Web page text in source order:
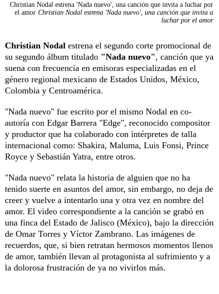
Christian Nodal estrena 'Nada nuevo', una canción que invita a luchar por
el amor Christian Nodal estrena 'Nada nuevo', una canción que invita a
luchar por el amor
Christian Nodal estrena el segundo corte promocional de
su segundo álbum titulado "Nada nuevo", canción que ya
suena con frecuencia en emisoras especializadas en el
género regional mexicano de Estados Unidos, México,
Colombia y Centroamérica.
"Nada nuevo" fue escrito por el mismo Nodal en co-
autoría con Edgar Barrera "Edge", reconocido compositor
y productor que ha colaborado con intérpretes de talla
internacional como: Shakira, Maluma, Luis Fonsi, Prince
Royce y Sebastián Yatra, entre otros.
"Nada nuevo" relata la historia de alguien que no ha
tenido suerte en asuntos del amor, sin embargo, no deja de
creer y vuelve a intentarlo una y otra vez en nombre del
amor. El video correspondiente a la canción se grabó en
una finca del Estado de Jalisco (México), bajo la dirección
de Omar Torres y Víctor Zambrano. Las imágenes de
recuerdos, que, si bien retratan hermosos momentos llenos
de amor, también llevan al protagonista al sufrimiento y a
la dolorosa frustración de ya no vivirlos más.